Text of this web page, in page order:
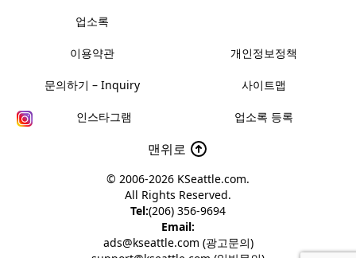
업소록
이용약관 개인정보정책
문의하기 – Inquiry 사이트맵
인스타그램 업소록 등록
맨위로
© 2006-2026 KSeattle.com.
All Rights Reserved.
Tel:(206) 356-9694
Email:
ads@kseattle.com (광고문의)